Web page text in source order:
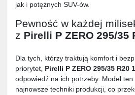
jak i potężnych SUV-ów.
Pewność w każdej
z Pirelli P ZERO 295/35
Dla tych, którzy traktują komfort i
priorytet, Pirelli P ZERO 295/35 R20
odpowiedź na ich potrzeby. Model
najnowsze techniki produkcji, co